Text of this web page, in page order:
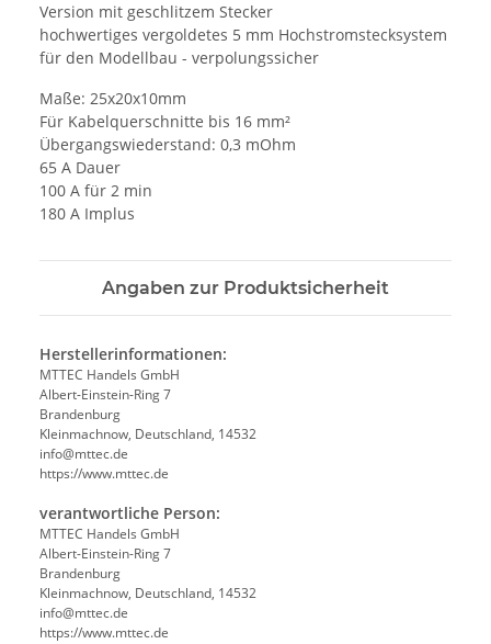
Version mit geschlitzem Stecker
hochwertiges vergoldetes 5 mm Hochstromstecksystem
für den Modellbau - verpolungssicher
Maße: 25x20x10mm
Für Kabelquerschnitte bis 16 mm²
Übergangswiederstand: 0,3 mOhm
65 A Dauer
100 A für 2 min
180 A Implus
Angaben zur Produktsicherheit
Herstellerinformationen:
MTTEC Handels GmbH
Albert-Einstein-Ring 7
Brandenburg
Kleinmachnow, Deutschland, 14532
info@mttec.de
https://www.mttec.de
verantwortliche Person:
MTTEC Handels GmbH
Albert-Einstein-Ring 7
Brandenburg
Kleinmachnow, Deutschland, 14532
info@mttec.de
https://www.mttec.de